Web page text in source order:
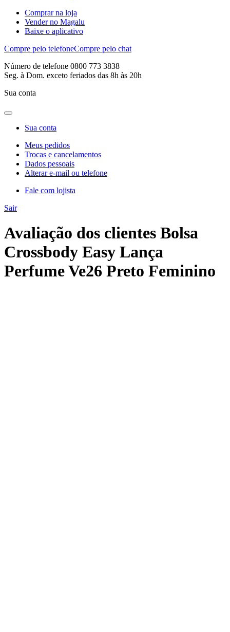
Comprar na loja
Vender no Magalu
Baixe o aplicativo
Compre pelo telefoneCompre pelo chat
Número de telefone 0800 773 3838
Seg. à Dom. exceto feriados das 8h às 20h
Sua conta
Sua conta
Meus pedidos
Trocas e cancelamentos
Dados pessoais
Alterar e-mail ou telefone
Fale com lojista
Sair
Avaliação dos clientes Bolsa
Crossbody Easy Lança
Perfume Ve26 Preto Feminino